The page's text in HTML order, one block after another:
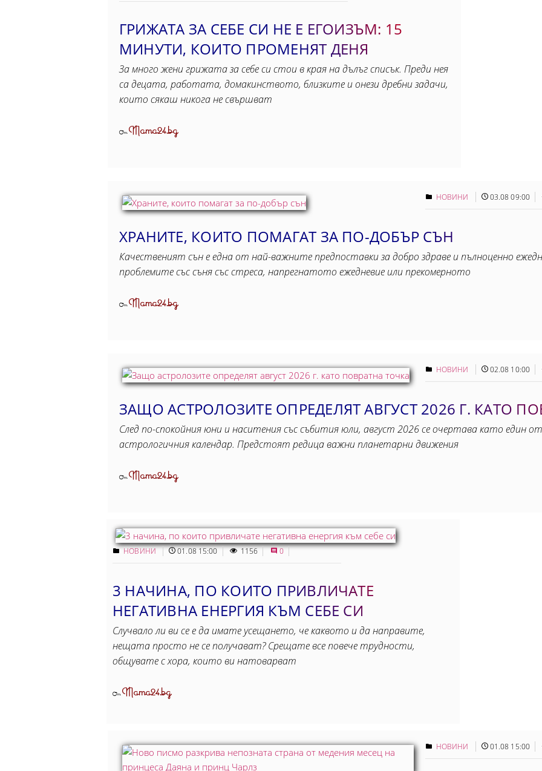
ГРИЖАТА ЗА СЕБЕ СИ НЕ Е ЕГОИЗЪМ: 15
МИНУТИ, КОИТO ПРОМЕНЯТ ДЕНЯ
За много жени грижата за себе си стои в края на дълъг списък. Преди нея
са децата, работата, домакинството, близките и онези дребни задачи,
които сякаш никога не свършват
ОтMama24.bg
НОВИНИ 03.08 09:00
ХРАНИТЕ, КОИТО ПОМАГАТ ЗА ПО-ДОБЪР СЪН
Качественият сън е една от най-важните предпоставки за добро здраве и пълноценно
проблемите със съня със стреса, напрегнатото ежедневие или прекомерното
ОтMama24.bg
НОВИНИ 02.08 10:00
ЗАЩО АСТРОЛОЗИТЕ ОПРЕДЕЛЯТ АВГУСТ 2026 Г. КАТО
След по-спокойния юни и наситения със събития юли, август 2026 се очертава като един
астрологичния календар. Предстоят редица важни планетарни движения
ОтMama24.bg
НОВИНИ 01.08 15:00 1156 0
3 НАЧИНА, ПО КОИТО ПРИВЛИЧАТЕ
НЕГАТИВНА ЕНЕРГИЯ КЪМ СЕБЕ СИ
Случвало ли ви се е да имате усещането, че каквото и да направите,
нещата просто не се получават? Срещате все повече трудности,
общувате с хора, които ви натоварват
ОтMama24.bg
НОВИНИ 01.08 15:00